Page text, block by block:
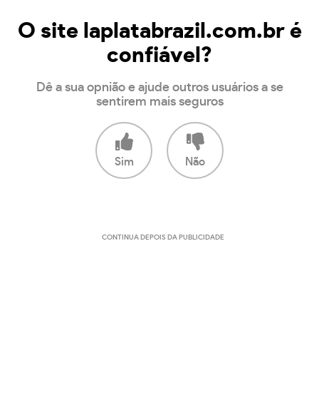
O site laplatabrazil.com.br é
confiável?
Dê a sua opnião e ajude outros usuários a se
sentirem mais seguros
Sim Não
CONTINUA DEPOIS DA PUBLICIDADE